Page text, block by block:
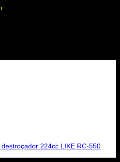
224cc LIKE RC-550